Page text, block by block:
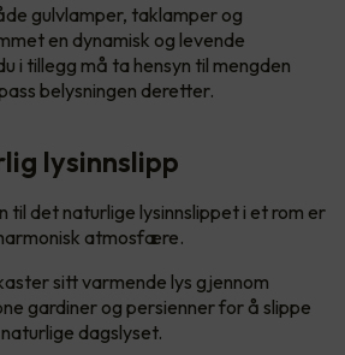
gulvlamper, taklamper og
en dynamisk og levende
i tillegg må ta hensyn til mengden
belysningen deretter.
lysinnslipp
til det naturlige lysinnslippet i et rom er
atmosfære.
sitt varmende lys gjennom
gardiner og persienner for å slippe
dagslyset.